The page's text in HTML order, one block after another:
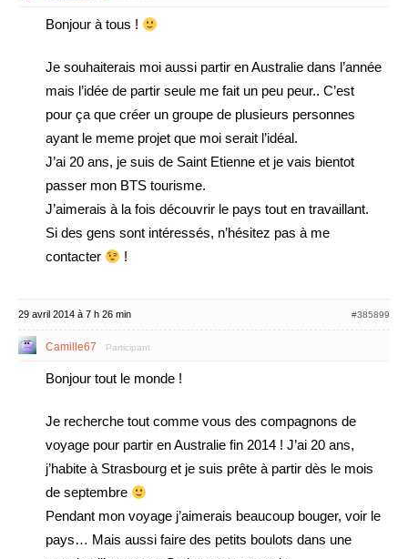
Bonjour à tous !
Je souhaiterais moi aussi partir en Australie dans l’année
mais l’idée de partir seule me fait un peu peur.. C’est
pour ça que créer un groupe de plusieurs personnes
ayant le meme projet que moi serait l’idéal.
J’ai 20 ans, je suis de Saint Etienne et je vais bientot
passer mon BTS tourisme.
J’aimerais à la fois découvrir le pays tout en travaillant.
Si des gens sont intéressés, n’hésitez pas à me
contacter
!
29 avril 2014 à 7 h 26 min #385899
Camille67 Participant
Bonjour tout le monde !
Je recherche tout comme vous des compagnons de
voyage pour partir en Australie fin 2014 ! J’ai 20 ans,
j’habite à Strasbourg et je suis prête à partir dès le mois
de septembre
Pendant mon voyage j’aimerais beaucoup bouger, voir le
pays… Mais aussi faire des petits boulots dans une